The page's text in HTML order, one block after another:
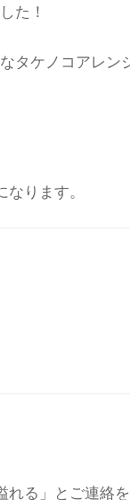
た！
タケノコアレン
ります。
る」とご連絡